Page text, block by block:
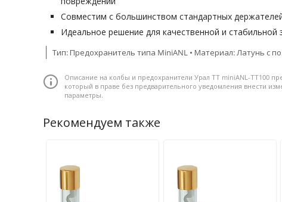
Совместим с большинством стандартных
Идеальное решение для качественной и стабильной
Тип: Предохранитель типа MiniANL • Материал: Латунь с
Описание на колбы и предохранители Урал ТТ miniANL-ТТ100
который в праве без предварительного уведомления внести
параметры.
Рекомендуем также